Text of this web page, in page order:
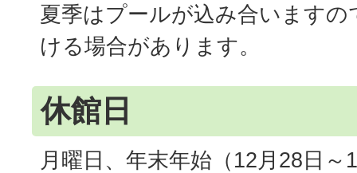
夏季はプールが込み合いますの
ける場合があります。
休館日
月曜日、年末年始（12月28日～